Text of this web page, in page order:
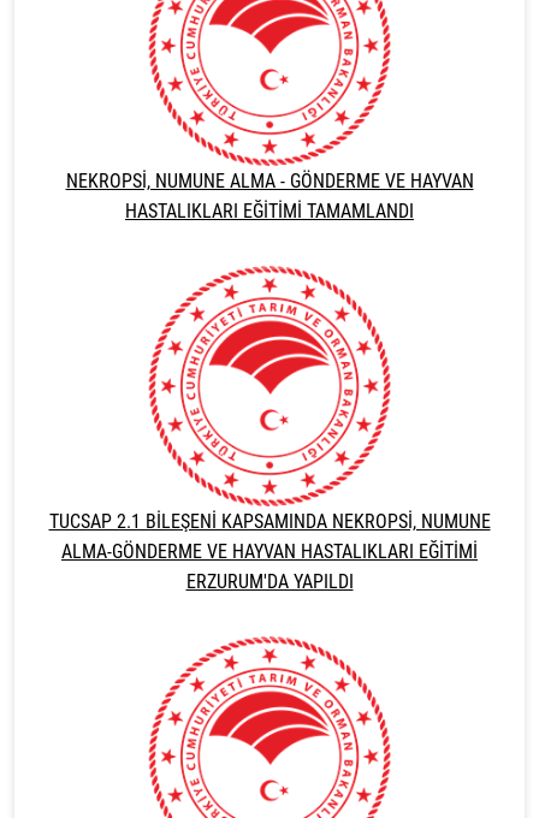
NEKROPSİ, NUMUNE ALMA - GÖNDERME VE HAYVAN
HASTALIKLARI EĞİTİMİ TAMAMLANDI
TUCSAP 2.1 BİLEŞENİ KAPSAMINDA NEKROPSİ, NUMUNE
ALMA-GÖNDERME VE HAYVAN HASTALIKLARI EĞİTİMİ
ERZURUM'DA YAPILDI